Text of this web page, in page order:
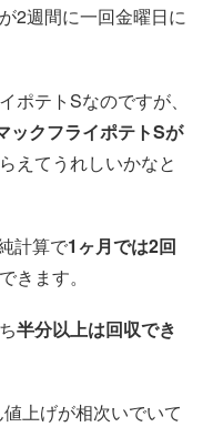
2週間に一回金曜日に
ポテトSなのですが、
ックフライポテトSが
えてうれしいかなと
計算で1ヶ月では2回
きます。
半分以上は回収でき
上げが相次いでいて